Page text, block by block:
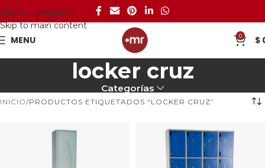
Skip to navigation
Skip to main content
MENU 0 $
locker cruz
Categorías
INICIO PRODUCTOS ETIQUETADOS “LOCKER CRUZ”